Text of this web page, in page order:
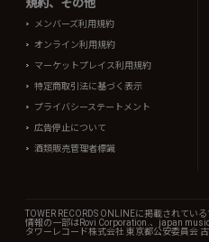
規約、その他
メンバーズ利用規約
オンライン利用規約
マーケットプレイス利用規約
特定商取引法に基づく表示
プライバシーステートメント
広告停止について
酒類販売管理者標識
TOWER RECORDS ONLINEに掲載されて
情報の一部はRovi Corporation.、japan
タワーレコード株式会社 東京都公安委員会